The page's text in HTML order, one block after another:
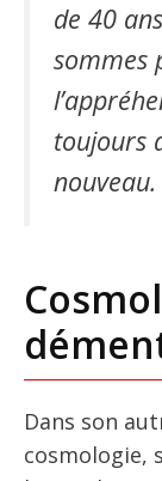
de 40
sommes
toujours
nouveau.
Dans son
cosmologie,